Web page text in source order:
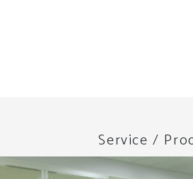
Service /